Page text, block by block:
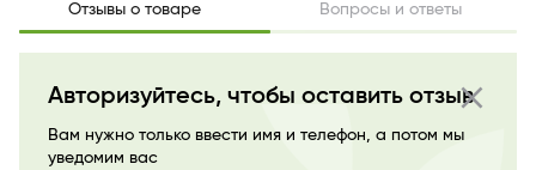
Отзывы о товаре Вопросы и ответы
close
Авторизуйтесь, чтобы оставить отзыв
Вам нужно только ввести имя и телефон, а потом мы
уведомим вас